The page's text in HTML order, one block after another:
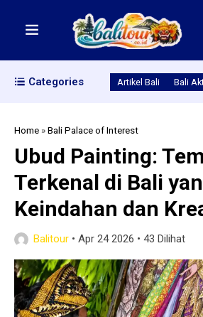
Categories Artikel Bali Bali
Home »Bali Palace of Interest
Ubud Painting:
Terkenal di Bali
Keindahan dan
Balitour • Apr 24 2026 • 43 Dilihat